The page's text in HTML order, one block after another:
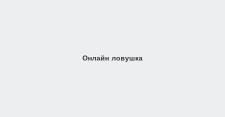
Онлайн ловушка